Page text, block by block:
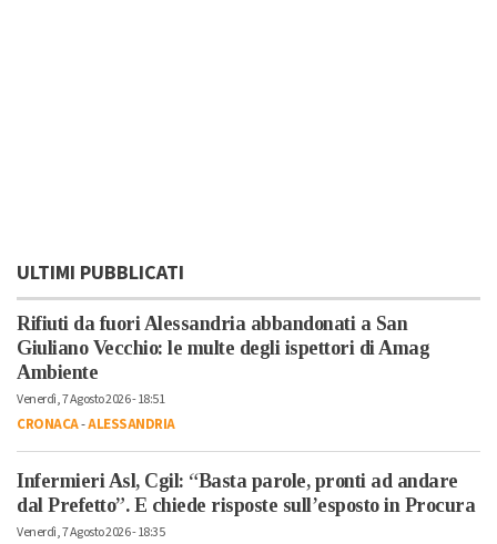
ULTIMI PUBBLICATI
Rifiuti da fuori Alessandria abbandonati a San
Giuliano Vecchio: le multe degli ispettori di Amag
Ambiente
Venerdì, 7 Agosto 2026 - 18:51
CRONACA-ALESSANDRIA
Infermieri Asl, Cgil: “Basta parole, pronti ad andare
dal Prefetto”. E chiede risposte sull’esposto in Procura
Venerdì, 7 Agosto 2026 - 18:35